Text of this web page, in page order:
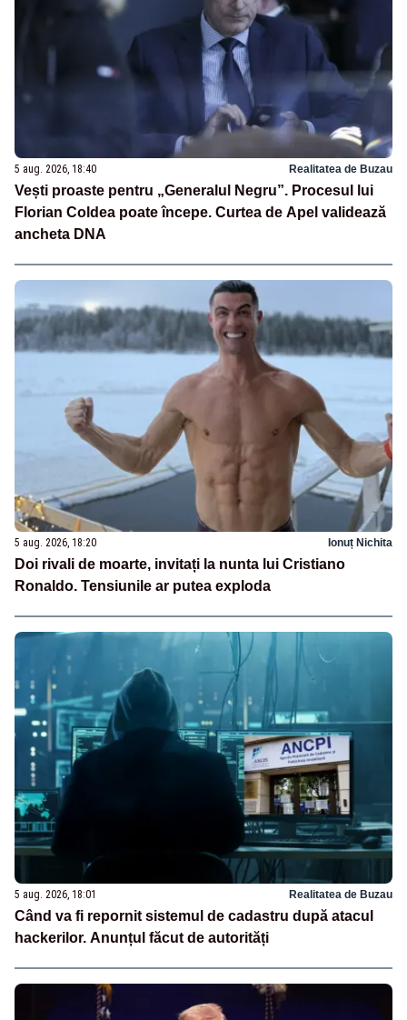
5 aug. 2026, 18:40 Realitatea de Buzau
Vești proaste pentru „Generalul Negru”. Procesul lui
Florian Coldea poate începe. Curtea de Apel validează
ancheta DNA
5 aug. 2026, 18:20 Ionuț Nichita
Doi rivali de moarte, invitați la nunta lui Cristiano
Ronaldo. Tensiunile ar putea exploda
5 aug. 2026, 18:01 Realitatea de Buzau
Când va fi repornit sistemul de cadastru după atacul
hackerilor. Anunțul făcut de autorități